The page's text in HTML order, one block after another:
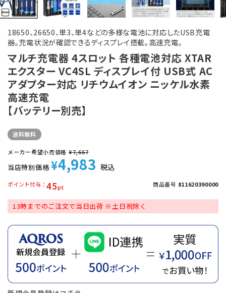
18650、26650、単3、単4などの多様な電池に対応したUSB充電
器。充電状況が確認できるディスプレイ搭載。高速充電。
マルチ充電器 4スロット 各種電池対応 XTAR
エクスター VC4SL ディスプレイ付 USB式 AC
アダプター対応 リチウムイオン ニッケル水素
高速充電
【バッテリー別売】
送料無料
メーカー希望小売価格 ¥7,667
当店特別価格 ¥4,983 税込
45
ポイント付与 商品番号 811620390000
13時までのご注文で当日出荷 ※土日祝除く